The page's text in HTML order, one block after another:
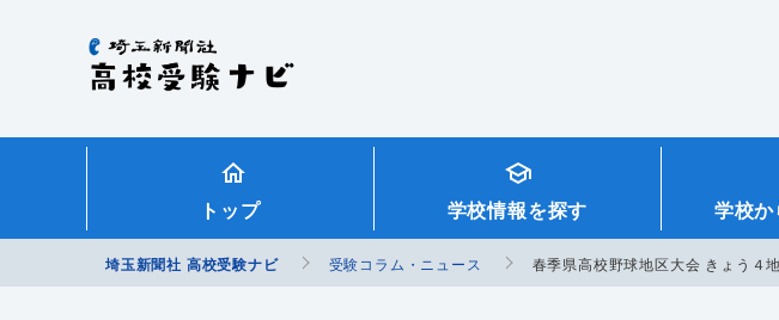
トップ 学校情報を探す 学校
埼玉新聞社 高校受験ナビ 受験コラム・ニュース 春季県高校野球地区大会 きょう４